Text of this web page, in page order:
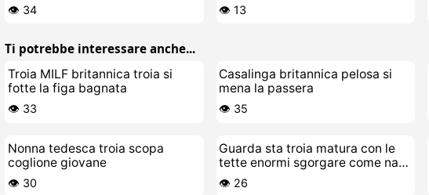
👁️ 34 👁️ 13
Ti potrebbe interessare anche...
Troia MILF britannica troia si
fotte la figa bagnata
👁️ 33
Casalinga britannica pelosa si
mena la passera
👁️ 35
Nonna tedesca troia scopa
coglione giovane
👁️ 30
Guarda sta troia matura con le
tette enormi sgorgare come na
pompa di piscio
👁️ 26